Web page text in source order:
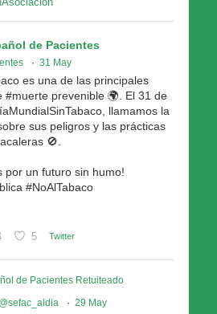
de Pacientes
· 31 May
es una de las principales
#muerte prevenible 🌍. El 31 de
llamamos la
sus peligros y las prácticas
🚫.
por un futuro sin humo!
#NoAlTabaco
5 Twitter
de Pacientes Retuiteado
@sefac_aldia · 29 May